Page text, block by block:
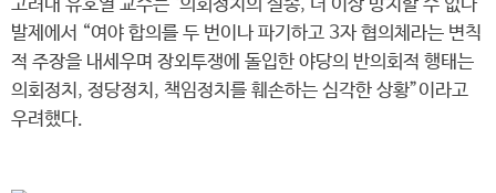
고려대 유호열 교수는 ‘의회정치의 실종, 더 이상 방치할 수 없다’
발제에서 “여야 합의를 두 번이나 파기하고 3자 협의체라는 변칙
적 주장을 내세우며 장외투쟁에 돌입한 야당의 반의회적 행태는
의회정치, 정당정치, 책임정치를 훼손하는 심각한 상황”이라고
우려했다.